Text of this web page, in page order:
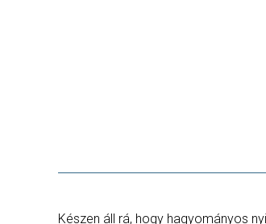
Készen áll rá, hogy hagyományos